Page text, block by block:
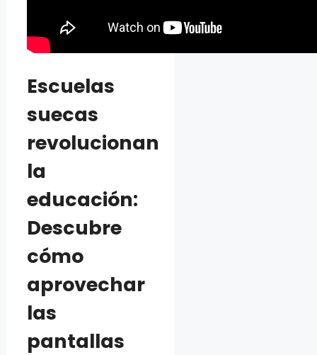
Escuelas
suecas
revolucionan
la
educación:
Descubre
cómo
aprovechar
las
pantallas